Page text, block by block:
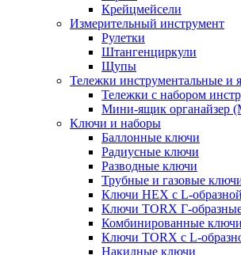
Крейцмейсели
Измерительный инструмент
Рулетки
Штангенциркули
Щупы
Тележки инструментальные и
Тележки с набором
Мини-ящик органайзер
Ключи и наборы
Баллонные ключи
Радиусные ключи
Разводные ключи
Трубные и газовые
Ключи HEX с L-образной
Ключи TORX Г-
Комбинированные ключи
Ключи TORX с L-
Накидные ключи